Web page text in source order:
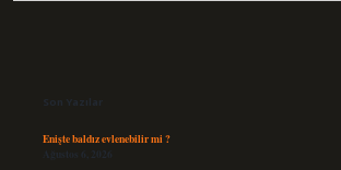
Son Yazılar
Enişte baldız evlenebilir mi ?
Ağustos 6, 2026